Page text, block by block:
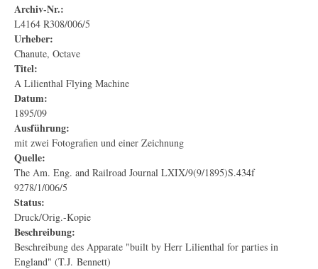
Archiv-Nr.:
L4164 R308/006/5
Urheber:
Chanute, Octave
Titel:
A Lilienthal Flying Machine
Datum:
1895/09
Ausführung:
mit zwei Fotografien und einer Zeichnung
Quelle:
The Am. Eng. and Railroad Journal LXIX/9(9/1895)S.434f
9278/1/006/5
Status:
Druck/Orig.-Kopie
Beschreibung:
Beschreibung des Apparate "built by Herr Lilienthal for parties in
England" (T.J. Bennett)